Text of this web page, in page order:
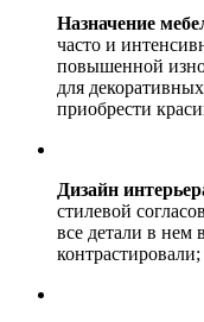
Назначение
часто и
повышенной
для
приобрести
Дизайн
стилевой
все детали в нем
контрастировали;